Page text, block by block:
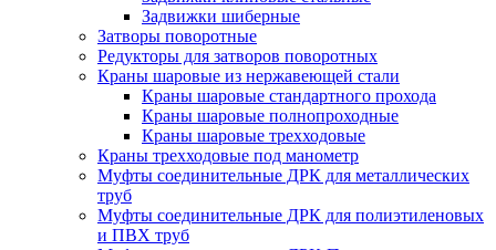
Задвижки шиберные
Затворы поворотные
Редукторы для затворов поворотных
Краны шаровые из нержавеющей стали
Краны шаровые стандартного прохода
Краны шаровые полнопроходные
Краны шаровые трехходовые
Краны трехходовые под манометр
Муфты соединительные ДРК для металлических
труб
Муфты соединительные ДРК для полиэтиленовых
и ПВХ труб